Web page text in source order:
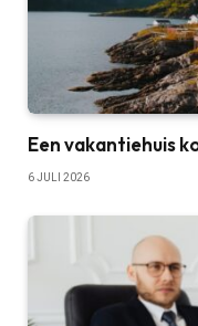
Een vakantiehuis
6 JULI 2026